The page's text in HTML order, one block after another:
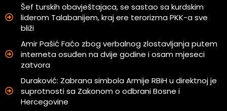
Šef turskih obavještajaca, se sastao sa kurdskim
liderom Talabanijem, kraj ere terorizma PKK-a sve
bliži
Amir Pašić Faćo zbog verbalnog zlostavljanja putem
interneta osuđen na dvije godine i osam mjeseci
zatvora
Duraković: Zabrana simbola Armije RBiH u direktnoj je
suprotnosti sa Zakonom o odbrani Bosne i
Hercegovine